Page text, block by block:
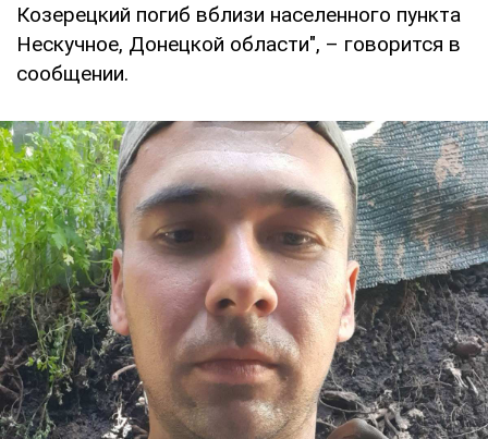
Козерецкий погиб вблизи населенного пункта
Нескучное, Донецкой области", – говорится в
сообщении.